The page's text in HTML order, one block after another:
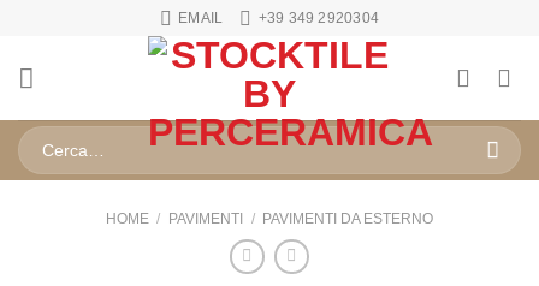
contenuti
EMAIL +39 349 2920304
Cerca:
HOME / PAVIMENTI / PAVIMENTI DA ESTERNO